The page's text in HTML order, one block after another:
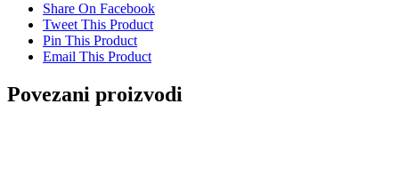
Share On Facebook
Tweet This Product
Pin This Product
Email This Product
Povezani proizvodi